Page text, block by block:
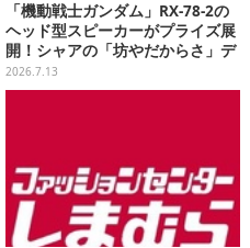
「機動戦士ガンダム」RX-78-2の
ヘッド型スピーカーがプライズ展
開！シャアの「坊やだからさ」デ
ザインなどオシャレなグラス3種
も
2026.7.13